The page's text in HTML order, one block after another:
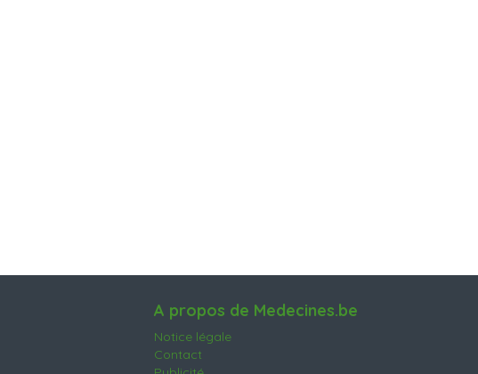
A propos de Medecines.be
Notice légale
Contact